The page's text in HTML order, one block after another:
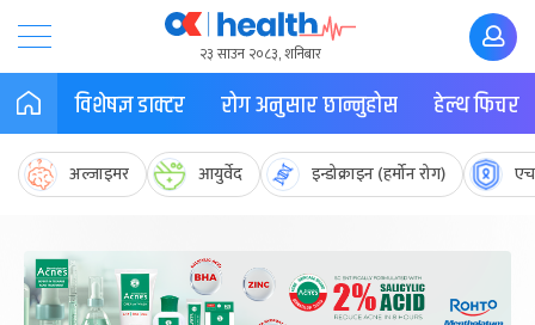
२३ साउन २०८३, शनिबार
विशेषज्ञ डाक्टर रोग अनुसार छान्नुहोस हेल्थ फिचर
अल्जाइमर आयुर्वेद इन्डोक्राइन (हर्मोन रोग)